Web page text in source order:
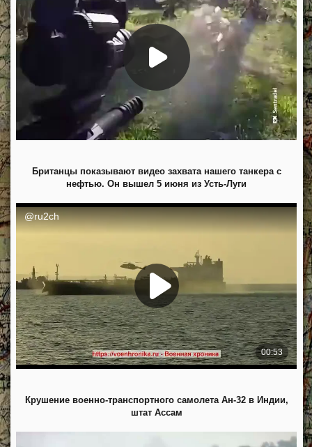
Британцы показывают видео захвата нашего танкера с
нефтью. Он вышел 5 июня из Усть-Луги
Крушение военно-транспортного самолета Ан-32 в Индии,
штат Ассам